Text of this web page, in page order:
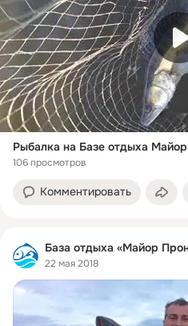
Рыбалка на Базе отдыха
106 просмотров
Комментировать
База отдыха «Майор
22 мая 2018